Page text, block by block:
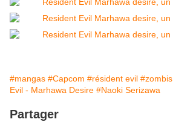
#mangas #Capcom #résident evil #zombis
Evil - Marhawa Desire #Naoki Serizawa
Partager